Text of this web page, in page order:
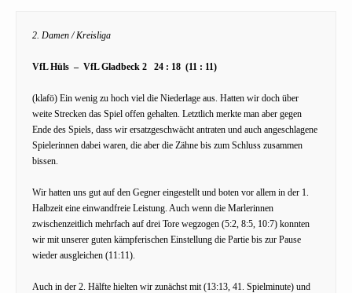
2. Damen / Kreisliga
VfL Hüls – VfL Gladbeck 2 24 : 18 (11 : 11)
(klafö) Ein wenig zu hoch viel die Niederlage aus. Hatten wir doch über
weite Strecken das Spiel offen gehalten. Letztlich merkte man aber gegen
Ende des Spiels, dass wir ersatzgeschwächt antraten und auch angeschlagene
Spielerinnen dabei waren, die aber die Zähne bis zum Schluss zusammen
bissen.
Wir hatten uns gut auf den Gegner eingestellt und boten vor allem in der 1.
Halbzeit eine einwandfreie Leistung. Auch wenn die Marlerinnen
zwischenzeitlich mehrfach auf drei Tore wegzogen (5:2, 8:5, 10:7) konnten
wir mit unserer guten kämpferischen Einstellung die Partie bis zur Pause
wieder ausgleichen (11:11).
Auch in der 2. Hälfte hielten wir zunächst mit (13:13, 41. Spielminute) und